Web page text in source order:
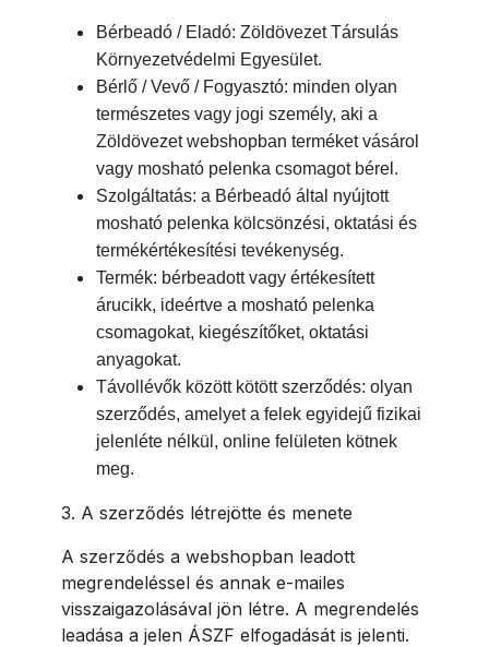
Bérbeadó / Eladó: Zöldövezet Társulás
Környezetvédelmi Egyesület.
Bérlő / Vevő / Fogyasztó: minden olyan
természetes vagy jogi személy, aki a
Zöldövezet webshopban terméket vásárol
vagy mosható pelenka csomagot bérel.
Szolgáltatás: a Bérbeadó által nyújtott
mosható pelenka kölcsönzési, oktatási és
termékértékesítési tevékenység.
Termék: bérbeadott vagy értékesített
árucikk, ideértve a mosható pelenka
csomagokat, kiegészítőket, oktatási
anyagokat.
Távollévők között kötött szerződés: olyan
szerződés, amelyet a felek egyidejű fizikai
jelenléte nélkül, online felületen kötnek
meg.
3. A szerződés létrejötte és menete
A szerződés a webshopban leadott
megrendeléssel és annak e-mailes
visszaigazolásával jön létre. A megrendelés
leadása a jelen ÁSZF elfogadását is jelenti.